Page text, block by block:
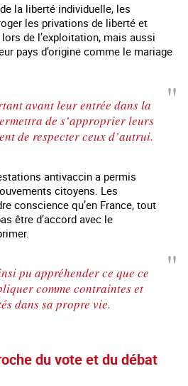
la liberté individuelle, les
les privations de liberté et
lors de l’exploitation, mais aussi
pays d’origine comme le mariage
avant leur entrée dans la
de s’approprier leurs
de respecter ceux d’autrui.
antivaccin a permis
citoyens. Les
conscience qu’en France, tout
être d’accord avec le
pu appréhender ce que ce
comme contraintes et
dans sa propre vie.
du vote et du débat